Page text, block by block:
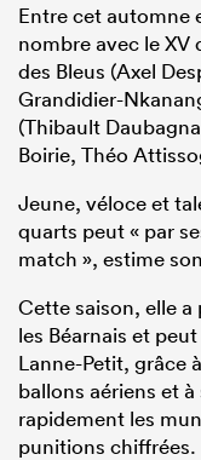
Entre cet automne
nombre avec le XV
des Bleus (Axel
Grandidier-
(Thibault
Boirie, Théo
Jeune, véloce et
quarts peut « par
match », estime
Cette saison, elle a
les Béarnais et
Lanne-Petit, grâce
ballons aériens et
rapidement les
punitions chiffrées.